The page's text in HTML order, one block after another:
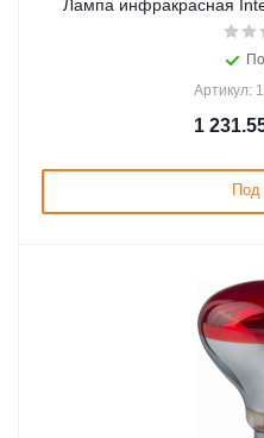
Лампа инфракрасная
Артикул:
1
Под